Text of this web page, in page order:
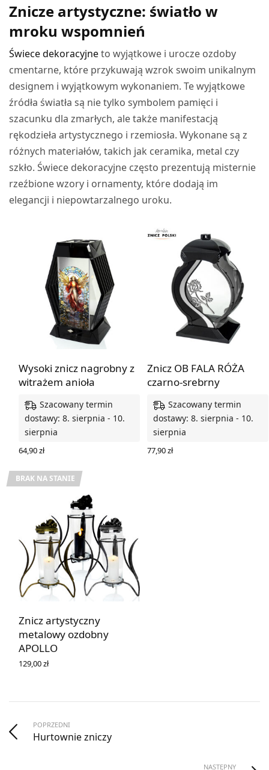
Znicze artystyczne: światło w
mroku wspomnień
Świece dekoracyjneto wyjątkowe i urocze ozdoby
cmentarne, które przykuwają wzrok swoim unikalnym
designem i wyjątkowym wykonaniem. Te wyjątkowe
źródła światła są nie tylko symbolem pamięci i
szacunku dla zmarłych, ale także manifestacją
rękodzieła artystycznego i rzemiosła. Wykonane są z
różnych materiałów, takich jak ceramika, metal czy
szkło. Świece dekoracyjne często prezentują misternie
rzeźbione wzory i ornamenty, które dodają im
elegancji i niepowtarzalnego uroku.
Wysoki znicz nagrobny z
witrażem anioła
Szacowany termin
dostawy: 8. sierpnia - 10.
sierpnia
64,90zł
Znicz OB FALA RÓŻA
czarno-srebrny
Szacowany termin
dostawy: 8. sierpnia - 10.
sierpnia
77,90zł
BRAK NA STANIE
Znicz artystyczny
metalowy ozdobny
APOLLO
129,00zł
POPRZEDNI
Hurtownie zniczy
NASTĘPNY